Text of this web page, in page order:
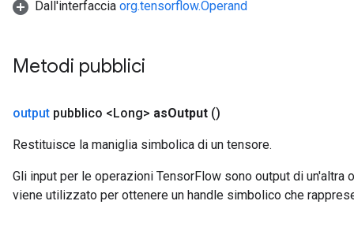
Dall'interfaccia org.tensorflow.Operand
Metodi pubblici
output pubblico <Long> asOutput ()
Restituisce la maniglia simbolica di un tensore.
Gli input per le operazioni TensorFlow sono output di un'altra
viene utilizzato per ottenere un handle simbolico che